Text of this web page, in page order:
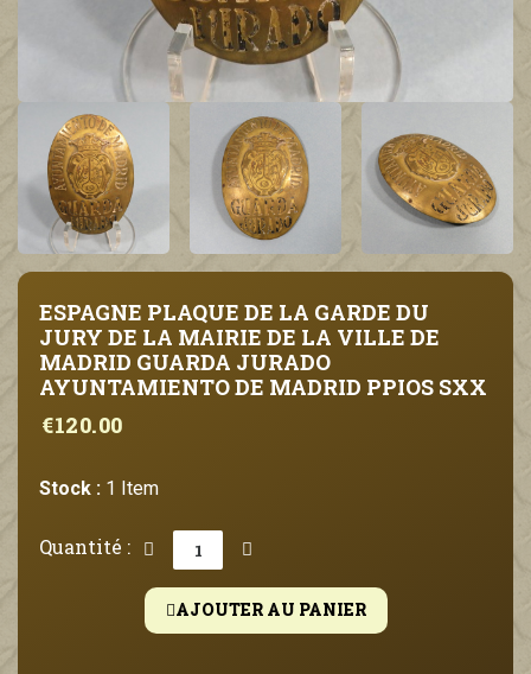
ESPAGNE PLAQUE DE LA GARDE DU
JURY DE LA MAIRIE DE LA VILLE DE
MADRID GUARDA JURADO
AYUNTAMIENTO DE MADRID PPIOS SXX
€120.00
Stock : 1 Item
Quantité :
AJOUTER AU PANIER